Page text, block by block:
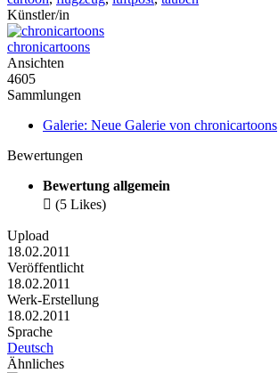
Künstler/in
chronicartoons
Ansichten
4605
Sammlungen
Galerie: Neue Galerie von chronicartoons
Bewertungen
Bewertung allgemein
 (5 Likes)
Upload
18.02.2011
Veröffentlicht
18.02.2011
Werk-Erstellung
18.02.2011
Sprache
Deutsch
Ähnliches